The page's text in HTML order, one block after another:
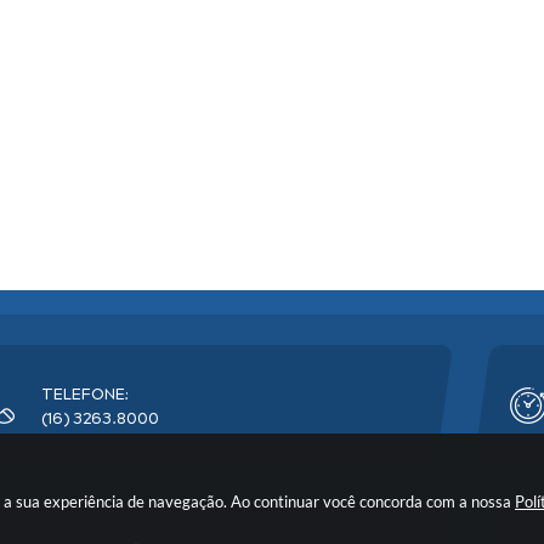
sua experiência de navegação. Ao continuar você concorda com a nossa
TELEFONE:
(16) 3263.8000